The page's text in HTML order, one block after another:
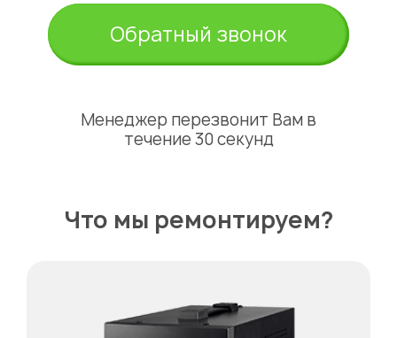
Обратный звонок
Менеджер перезвонит Вам в
течение 30 секунд
Что мы ремонтируем?